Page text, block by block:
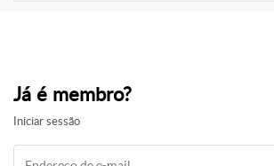
Já é membro?
Iniciar sessão